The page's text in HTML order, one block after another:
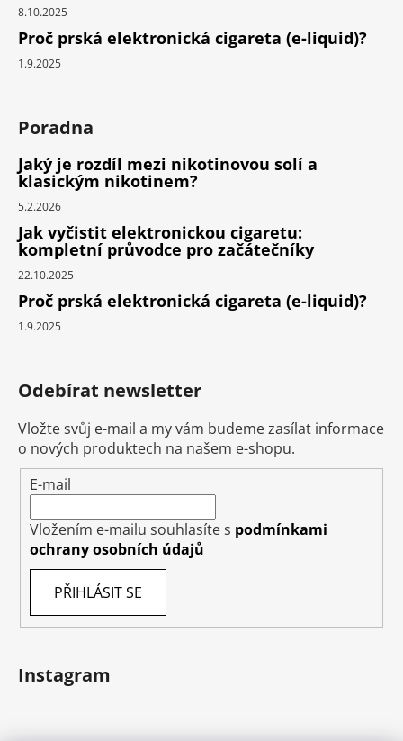
8.10.2025
Proč prská elektronická cigareta (e-liquid)?
1.9.2025
Poradna
Jaký je rozdíl mezi nikotinovou solí a
klasickým nikotinem?
5.2.2026
Jak vyčistit elektronickou cigaretu:
kompletní průvodce pro začátečníky
22.10.2025
Proč prská elektronická cigareta (e-liquid)?
1.9.2025
Odebírat newsletter
Vložte svůj e-mail a my vám budeme zasílat informace
o nových produktech na našem e-shopu.
E-mail
Vložením e-mailu souhlasíte s podmínkami
ochrany osobních údajů
PŘIHLÁSIT SE
Instagram